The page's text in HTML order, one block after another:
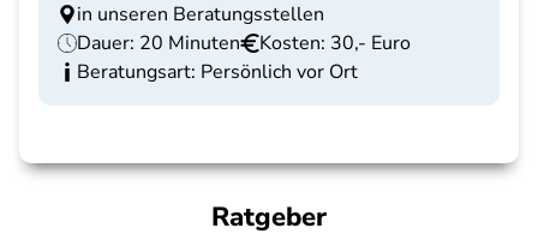
in unseren Beratungsstellen
Dauer: 20 Minuten
Kosten: 30,- Euro
Beratungsart: Persönlich vor Ort
Ratgeber